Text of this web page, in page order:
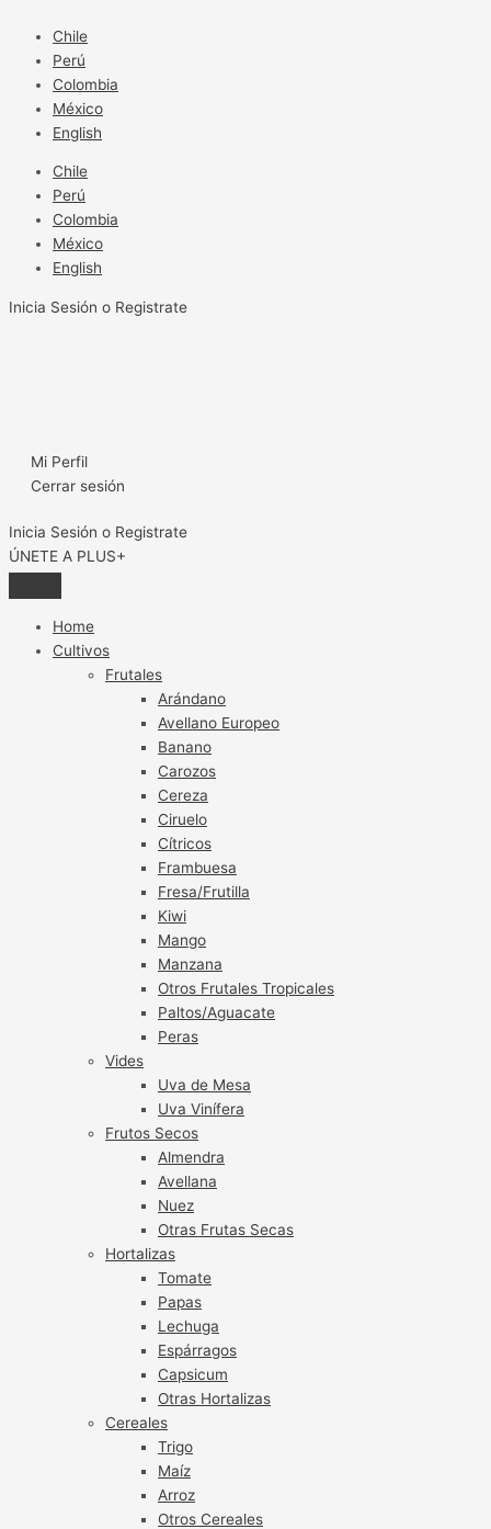
contenido
Chile
Perú
Colombia
México
English
Chile
Perú
Colombia
México
English
Inicia Sesión o Registrate
Mi Perfil
Cerrar sesión
Inicia Sesión o Registrate
ÚNETE A PLUS+
Home
Cultivos
Frutales
Arándano
Avellano Europeo
Banano
Carozos
Cereza
Ciruelo
Cítricos
Frambuesa
Fresa/Frutilla
Kiwi
Mango
Manzana
Otros Frutales Tropicales
Paltos/Aguacate
Peras
Vides
Uva de Mesa
Uva Vinífera
Frutos Secos
Almendra
Avellana
Nuez
Otras Frutas Secas
Hortalizas
Tomate
Papas
Lechuga
Espárragos
Capsicum
Otras Hortalizas
Cereales
Trigo
Maíz
Arroz
Otros Cereales